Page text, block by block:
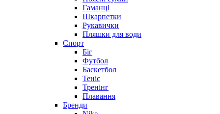
Гаманці
Шкарпетки
Рукавички
Пляшки для води
Спорт
Біг
Футбол
Баскетбол
Теніс
Тренінг
Плавання
Бренди